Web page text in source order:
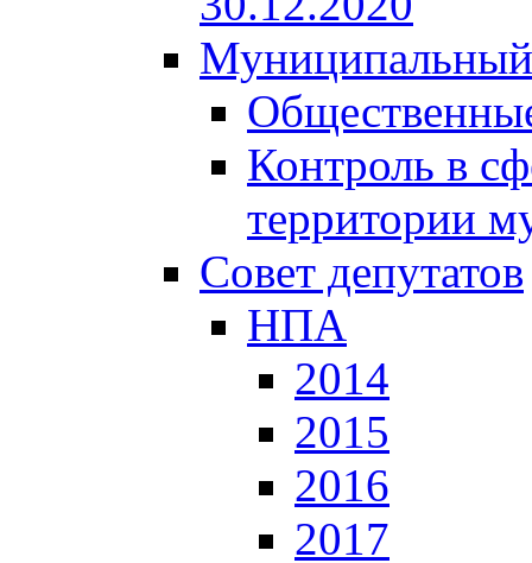
Муниципальный
Контроль в
территории
Совет депутатов
НПА
2014
2015
2016
2017